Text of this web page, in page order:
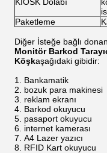
Paketleme
Diğer İsteğe bağlı
Monitör Barkod
Köşkaşağıdaki gibidir:
Bankamatik
bozuk para makinesi
reklam ekranı
Barkod okuyucu
pasaport okuyucu
internet kamerası
A4 Lazer yazıcı
RFID Kart okuyucu